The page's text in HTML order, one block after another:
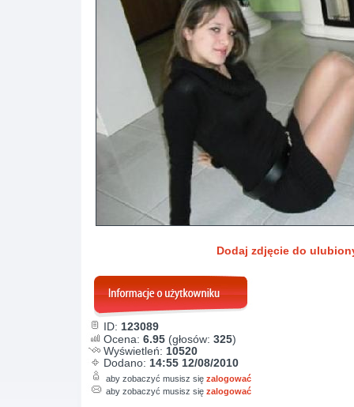
Dodaj zdjęcie do
ID: 123089
Ocena: 6.95 (głosów: 325)
Wyświetleń: 10520
Dodano: 14:55 12/08/2010
aby zobaczyć musisz się zalogować
aby zobaczyć musisz się zalogować